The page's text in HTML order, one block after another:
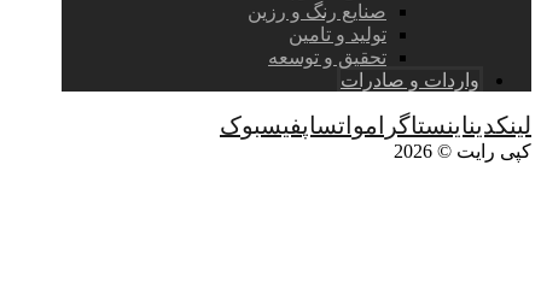
صنایع رنگ و رزین
تولید و تامین
تحقیق و توسعه
واردات و صادرات
لینکدیناینستاگرامواتساپفیسبوک
کپی رایت © 2026